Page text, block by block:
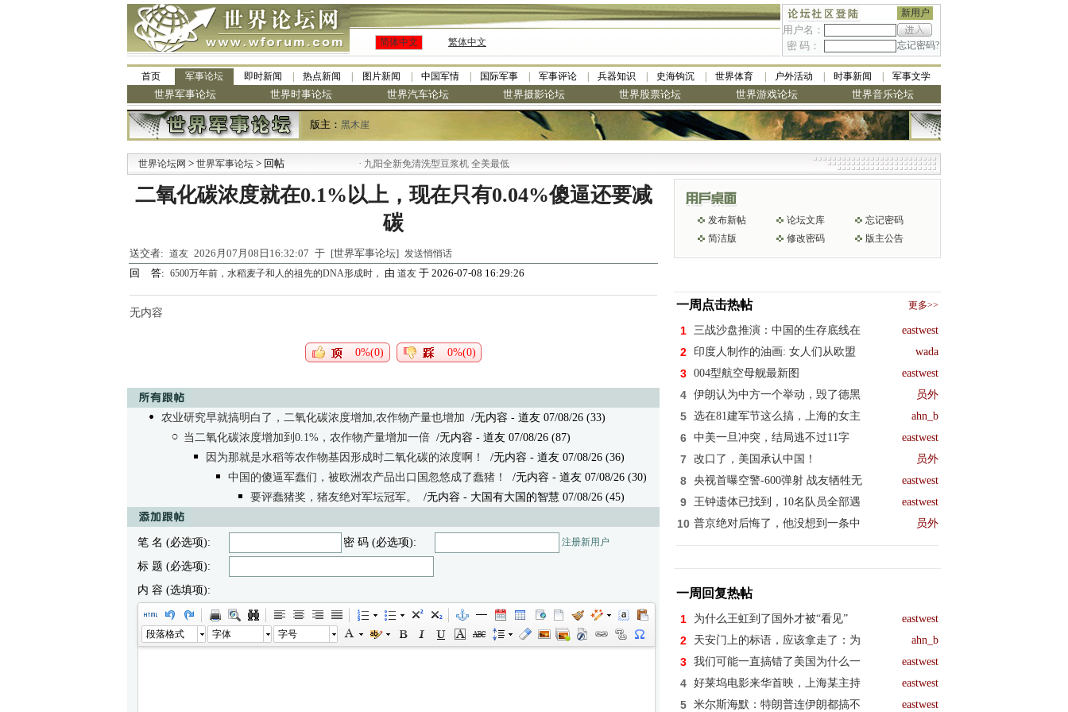
新用户
用户名：
密 码：
忘记密码?
简体中文 繁体中文
首页 军事论坛 即时新闻 热点新闻 图片新闻 中国军情 国际军事 军事评论 兵器知识 史海钩沉 世界体育 户外活动 时事新闻 军事文学
世界军事论坛 世界时事论坛 世界汽车论坛 世界摄影论坛 世界股票论坛 世界游戏论坛 世界音乐论坛
版主： 黑木崖
世界论坛网 > 世界军事论坛 > 回帖 九阳全新免清洗型豆浆机 全美最低
二氧化碳浓度就在0.1%以上，现在只有0.04%傻逼还要减
碳
送交者: 道友 2026月07月08日16:32:07 于 [世界军事论坛] 发送悄悄话
回 答: 6500万年前，水稻麦子和人的祖先的DNA形成时， 由 道友 于 2026-07-08 16:29:26
无内容
0%(0) 0%(0)
农业研究早就搞明白了，二氧化碳浓度增加,农作物产量也增加 /无内容 - 道友 07/08/26 (33)
当二氧化碳浓度增加到0.1%，农作物产量增加一倍 /无内容 - 道友 07/08/26 (87)
因为那就是水稻等农作物基因形成时二氧化碳的浓度啊！
/无内容 - 道友 07/08/26 (36)
中国的傻逼军蠢们，被欧洲农产品出口国忽悠成了蠢猪！
/无内容 - 道友 07/08/26 (30)
要评蠢猪奖，猪友绝对军坛冠军。
/无内容 - 大国有大国的智慧 07/08/26 (45)
笔 名 (必选项): 密 码 (必选项): 注册新用户
标 题 (必选项):
内 容 (选填项):
段落格式 字体 字号
发布新帖 论坛文库
忘记密码
简洁版
修改密码 版主公告
一周点击热帖 更多>>
1 三战沙盘推演：中国的生存底线在 eastwest
2 印度人制作的油画: 女人们从欧盟 wada
3 004型航空母舰最新图 eastwest
4 伊朗认为中方一个举动，毁了德黑 员外
5 选在81建军节这么搞，上海的女主 ahn_b
6 中美一旦冲突，结局逃不过11字 eastwest
7 改口了，美国承认中国！ 员外
8 央视首曝空警-600弹射 战友牺牲无 eastwest
9 王钟遗体已找到，10名队员全部遇 eastwest
10 普京绝对后悔了，他没想到一条中 员外
一周回复热帖
1 为什么王虹到了国外才被“看见” eastwest
2 天安门上的标语，应该拿走了：为 ahn_b
3 我们可能一直搞错了美国为什么一 eastwest
4 好莱坞电影来华首映，上海某主持 eastwest
5 米尔斯海默：特朗普连伊朗都搞不 eastwest